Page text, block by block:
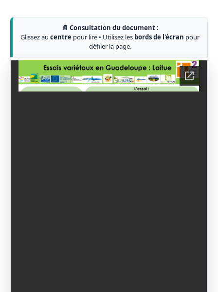
📄 Consultation du document :
Glissez au centre pour lire • Utilisez les bords de l'écran pour
défiler la page.